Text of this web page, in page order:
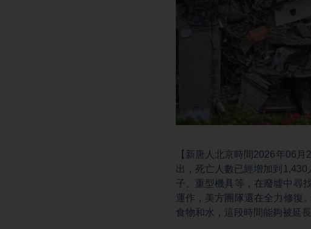
【新唐人北京時間2026年06月
出，死亡人數已經增加到
子、重型機具等，在廢墟中尋
運作，美方團隊還在全力修復
食物和水，這段時間能夠被延長